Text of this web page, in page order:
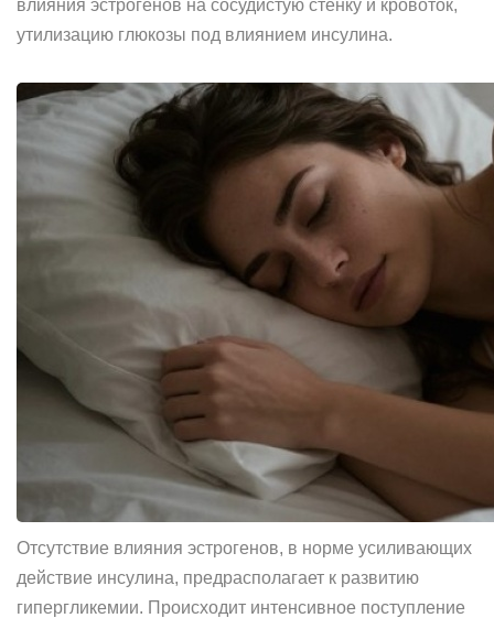
влияния эстрогенов на сосудистую стенку и кровоток,
утилизацию глюкозы под влиянием инсулина.
Отсутствие влияния эстрогенов, в норме усиливающих
действие инсулина, предрасполагает к развитию
гипергликемии. Происходит интенсивное поступление